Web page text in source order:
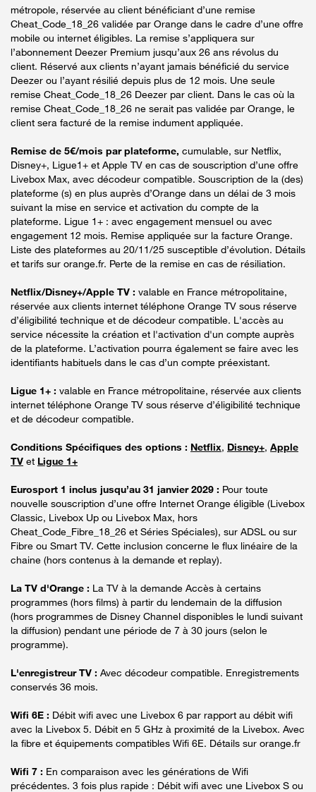
métropole, réservée au client bénéficiant d’une remise
Cheat_Code_18_26 validée par Orange dans le cadre d’une offre
mobile ou internet éligibles. La remise s’appliquera sur
l’abonnement Deezer Premium jusqu’aux 26 ans révolus du
client. Réservé aux clients n’ayant jamais bénéficié du service
Deezer ou l’ayant résilié depuis plus de 12 mois. Une seule
remise Cheat_Code_18_26 Deezer par client. Dans le cas où la
remise Cheat_Code_18_26 ne serait pas validée par Orange, le
client sera facturé de la remise indument appliquée.
Remise de 5€/mois par plateforme, cumulable, sur Netflix,
Disney+, Ligue1+ et Apple TV en cas de souscription d’une offre
Livebox Max, avec décodeur compatible. Souscription de la (des)
plateforme (s) en plus auprès d’Orange dans un délai de 3 mois
suivant la mise en service et activation du compte de la
plateforme. Ligue 1+ : avec engagement mensuel ou avec
engagement 12 mois. Remise appliquée sur la facture Orange.
Liste des plateformes au 20/11/25 susceptible d’évolution. Détails
et tarifs sur orange.fr. Perte de la remise en cas de résiliation.
Netflix/Disney+/Apple TV : valable en France métropolitaine,
réservée aux clients internet téléphone Orange TV sous réserve
d’éligibilité technique et de décodeur compatible. L'accès au
service nécessite la création et l'activation d'un compte auprès
de la plateforme. L’activation pourra également se faire avec les
identifiants habituels dans le cas d’un compte préexistant.
Ligue 1+ : valable en France métropolitaine, réservée aux clients
internet téléphone Orange TV sous réserve d’éligibilité technique
et de décodeur compatible.
Conditions Spécifiques des options : Netflix, Disney+, Apple
TV et Ligue 1+
Eurosport 1 inclus jusqu’au 31 janvier 2029 : Pour toute
nouvelle souscription d’une offre Internet Orange éligible (Livebox
Classic, Livebox Up ou Livebox Max, hors
Cheat_Code_Fibre_18_26 et Séries Spéciales), sur ADSL ou sur
Fibre ou Smart TV. Cette inclusion concerne le flux linéaire de la
chaine (hors contenus à la demande et replay).
La TV d'Orange : La TV à la demande Accès à certains
programmes (hors films) à partir du lendemain de la diffusion
(hors programmes de Disney Channel disponibles le lundi suivant
la diffusion) pendant une période de 7 à 30 jours (selon le
programme).
L'enregistreur TV : Avec décodeur compatible. Enregistrements
conservés 36 mois.
Wifi 6E : Débit wifi avec une Livebox 6 par rapport au débit wifi
avec la Livebox 5. Débit en 5 GHz à proximité de la Livebox. Avec
la fibre et équipements compatibles Wifi 6E. Détails sur orange.fr
Wifi 7 : En comparaison avec les générations de Wifi
précédentes. 3 fois plus rapide : Débit wifi avec une Livebox S ou